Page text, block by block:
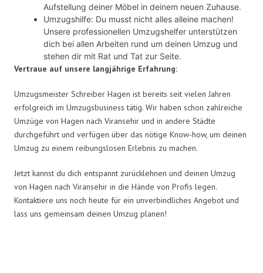
Aufstellung deiner Möbel in deinem neuen Zuhause.
Umzugshilfe: Du musst nicht alles alleine machen!
Unsere professionellen Umzugshelfer unterstützen
dich bei allen Arbeiten rund um deinen Umzug und
stehen dir mit Rat und Tat zur Seite.
Vertraue auf unsere langjährige Erfahrung:
Umzugsmeister Schreiber Hagen ist bereits seit vielen Jahren
erfolgreich im Umzugsbusiness tätig. Wir haben schon zahlreiche
Umzüge von Hagen nach Viransehir und in andere Städte
durchgeführt und verfügen über das nötige Know-how, um deinen
Umzug zu einem reibungslosen Erlebnis zu machen.
Jetzt kannst du dich entspannt zurücklehnen und deinen Umzug
von Hagen nach Viransehir in die Hände von Profis legen.
Kontaktiere uns noch heute für ein unverbindliches Angebot und
lass uns gemeinsam deinen Umzug planen!